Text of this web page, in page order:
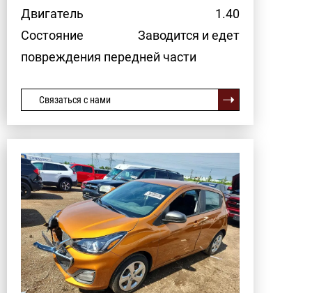
Двигатель
1.40
Состояние
Заводится и едет
повреждения передней части
Связаться с нами